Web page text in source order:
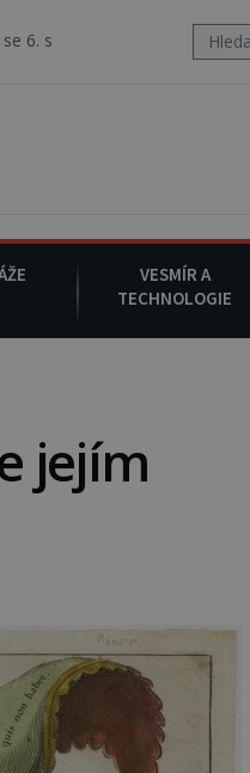
navečeří ve své oblíbené
VESMÍR A
TECHNOLOGIE
jejím